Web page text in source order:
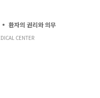
환자의 권리와 의무
CENTER